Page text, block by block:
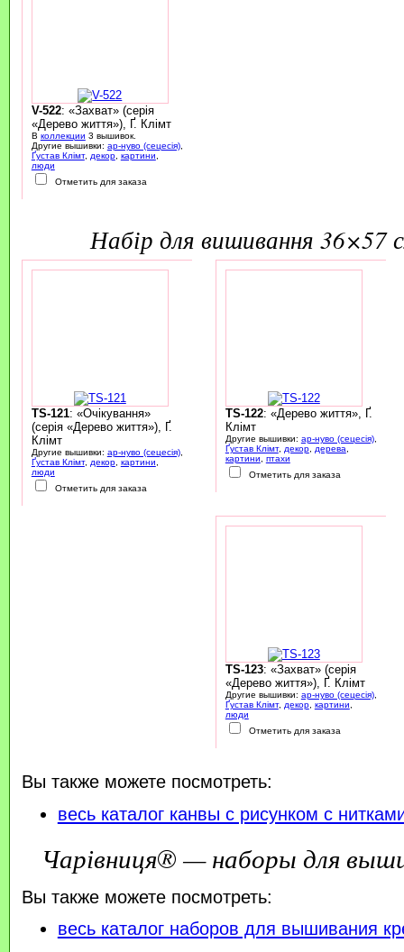
V-522: «Захват» (серія
«Дерево життя»), Ґ. Клімт
В коллекции 3 вышивок.
Другие вышивки: ар-нуво (сецесія),
Ґустав Клімт, декор, картини,
люди
Отметить для заказа
набір для вишивання
TS-121: «Очікування»
(серія «Дерево життя»), Ґ.
Клімт
Другие вышивки: ар-нуво (сецесія),
Ґустав Клімт, декор, картини
люди
Отметить для заказа
TS-122: «Дерево життя», Ґ.
Клімт
Другие вышивки: ар-нуво (сецесія),
Ґустав Клімт, декор, дерева
картини
птахи
Отметить для заказа
TS-123: «Захват» (серія
«Дерево життя»), Ґ. Клімт
Другие вышивки: ар-нуво (сецесія),
Ґустав Клімт, декор, картини
люди
Отметить для заказа
Вы также можете посмотреть:
весь каталог канвы с рисунком с
Чарівниця® — наборы для
Вы также можете посмотреть:
весь каталог наборов для вышивания